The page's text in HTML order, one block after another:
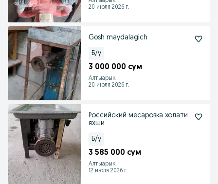
20 июля 2026 г.
Gosh maydalagich
Б/у
3 000 000 сум
Алтыарык
20 июля 2026 г.
Российский месаровка холати
яхши
Б/у
3 585 000 сум
Алтыарык
12 июля 2026 г.